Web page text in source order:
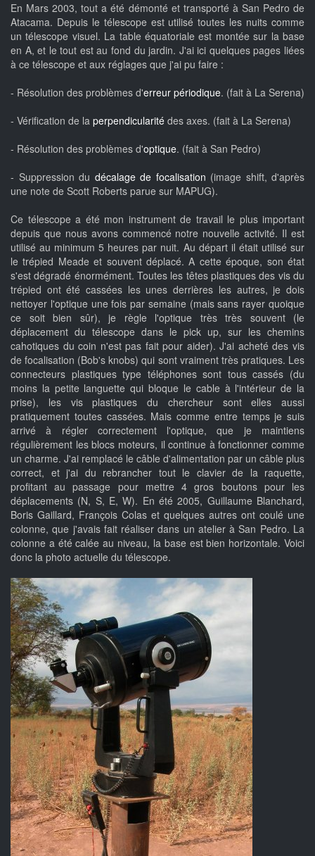
En Mars 2003, tout a été démonté et transporté à San Pedro de
Atacama. Depuis le télescope est utilisé toutes les nuits comme
un télescope visuel. La table équatoriale est montée sur la base
en A, et le tout est au fond du jardin. J'ai ici quelques pages liées
à ce télescope et aux réglages que j'ai pu faire :
- Résolution des problèmes d'erreur périodique. (fait à La Serena)
- Vérification de la perpendicularité des axes. (fait à La Serena)
- Résolution des problèmes d'optique. (fait à San Pedro)
- Suppression du décalage de focalisation (image shift, d'après
une note de Scott Roberts parue sur MAPUG).
Ce télescope a été mon instrument de travail le plus important
depuis que nous avons commencé notre nouvelle activité. Il est
utilisé au minimum 5 heures par nuit. Au départ il était utilisé sur
le trépied Meade et souvent déplacé. A cette époque, son état
s'est dégradé énormément. Toutes les têtes plastiques des vis du
trépied ont été cassées les unes derrières les autres, je dois
nettoyer l'optique une fois par semaine (mais sans rayer quoique
ce soit bien sûr), je règle l'optique très très souvent (le
déplacement du télescope dans le pick up, sur les chemins
cahotiques du coin n'est pas fait pour aider). J'ai acheté des vis
de focalisation (Bob's knobs) qui sont vraiment très pratiques. Les
connecteurs plastiques type téléphones sont tous cassés (du
moins la petite languette qui bloque le cable à l'intérieur de la
prise), les vis plastiques du chercheur sont elles aussi
pratiquement toutes cassées. Mais comme entre temps je suis
arrivé à régler correctement l'optique, que je maintiens
régulièrement les blocs moteurs, il continue à fonctionner comme
un charme. J'ai remplacé le câble d'alimentation par un câble plus
correct, et j'ai du rebrancher tout le clavier de la raquette,
profitant au passage pour mettre 4 gros boutons pour les
déplacements (N, S, E, W). En été 2005, Guillaume Blanchard,
Boris Gaillard, François Colas et quelques autres ont coulé une
colonne, que j'avais fait réaliser dans un atelier à San Pedro. La
colonne a été calée au niveau, la base est bien horizontale. Voici
donc la photo actuelle du télescope.